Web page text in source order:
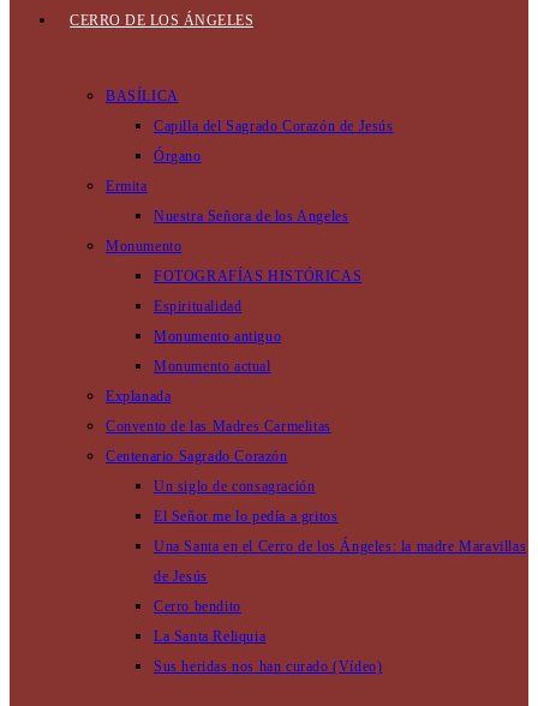
CERRO DE LOS ÁNGELES
BASÍLICA
Capilla del Sagrado Corazón de Jesús
Órgano
Ermita
Nuestra Señora de los Angeles
Monumento
FOTOGRAFÍAS HISTÓRICAS
Espiritualidad
Monumento antiguo
Monumento actual
Explanada
Convento de las Madres Carmelitas
Centenario Sagrado Corazón
Un siglo de consagración
El Señor me lo pedía a gritos
Una Santa en el Cerro de los Ángeles: la madre Maravillas
de Jesús
Cerro bendito
La Santa Reliquia
Sus heridas nos han curado (Vídeo)